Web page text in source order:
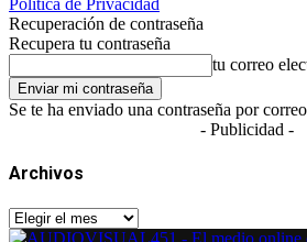
Política de Privacidad
Recuperación de contraseña
Recupera tu contraseña
tu correo
Se te ha enviado una contraseña por
- Publicidad -
Archivos
Archivos